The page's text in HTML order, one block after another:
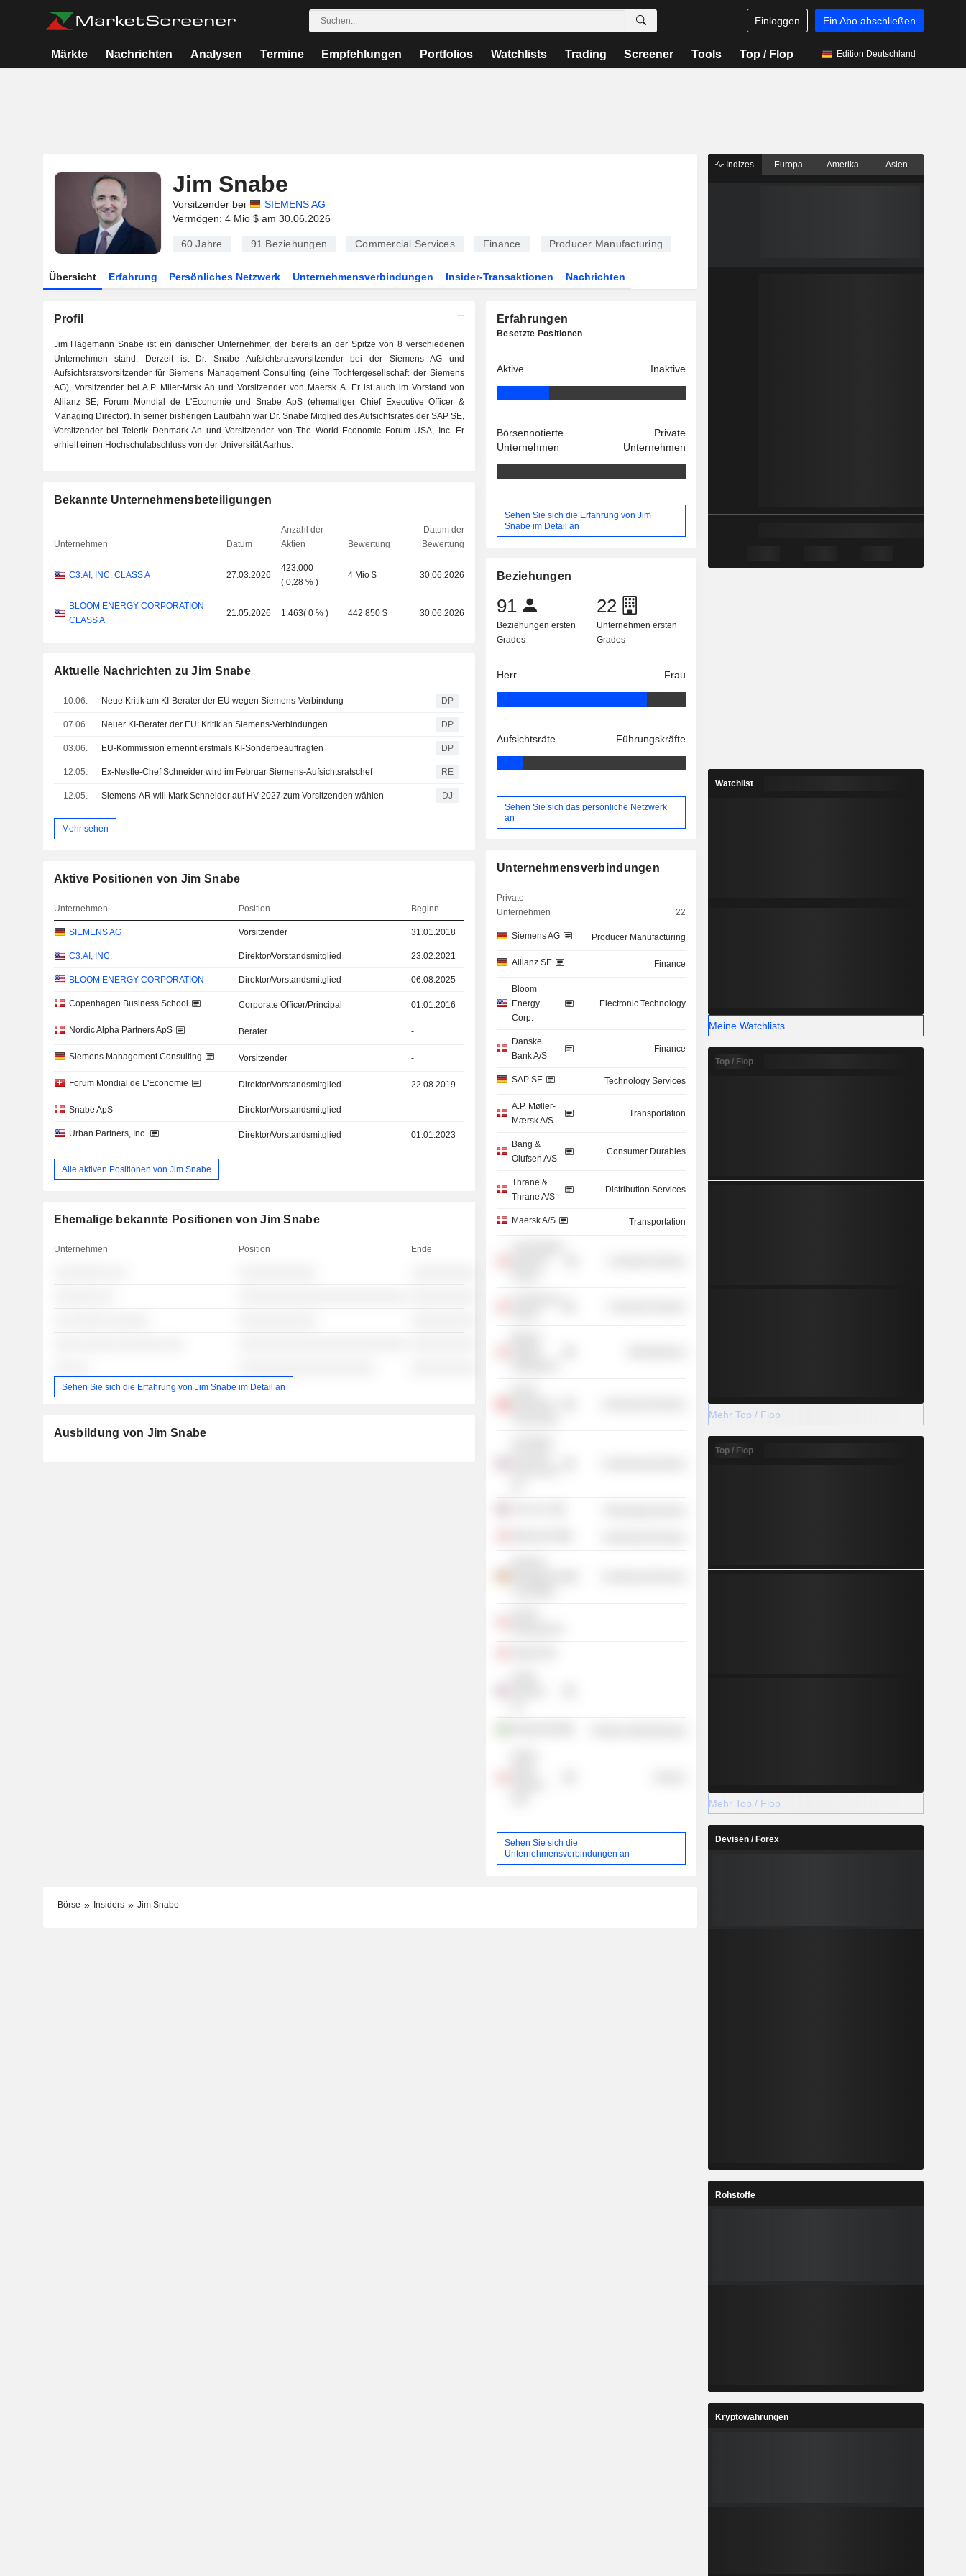
Einloggen Ein Abo abschließen
Märkte Nachrichten Analysen Termine Empfehlungen Portfolios Watchlists Trading Screener Tools Top / Flop Edition Deutschland
Jim Snabe
Vorsitzender bei
SIEMENS AG
Vermögen: 4 Mio $ am 30.06.2026
60 Jahre 91 Beziehungen Commercial Services Finance Producer Manufacturing
Übersicht Erfahrung Persönliches Netzwerk Unternehmensverbindungen Insider-Transaktionen Nachrichten
Profil
Jim Hagemann Snabe ist ein dänischer Unternehmer, der bereits an der Spitze von 8 verschiedenen
Unternehmen stand. Derzeit ist Dr. Snabe Aufsichtsratsvorsitzender bei der Siemens AG und
Aufsichtsratsvorsitzender für Siemens Management Consulting (eine Tochtergesellschaft der Siemens
AG), Vorsitzender bei A.P. Mller-Mrsk An und Vorsitzender von Maersk A. Er ist auch im Vorstand von
Allianz SE, Forum Mondial de L'Economie und Snabe ApS (ehemaliger Chief Executive Officer &
Managing Director). In seiner bisherigen Laufbahn war Dr. Snabe Mitglied des Aufsichtsrates der SAP SE,
Vorsitzender bei Telerik Denmark An und Vorsitzender von The World Economic Forum USA, Inc. Er
erhielt einen Hochschulabschluss von der Universität Aarhus.
Bekannte Unternehmensbeteiligungen
Unternehmen Datum
Anzahl der
Aktien
Bewertung
Datum der
Bewertung
C3.AI, INC. CLASS A 27.03.2026
423.000
(0,28 % )
4 Mio $ 30.06.2026
BLOOM ENERGY CORPORATION
CLASS A
21.05.2026 1.463(0 % ) 442 850 $ 30.06.2026
Aktuelle Nachrichten zu Jim Snabe
10.06. Neue Kritik am KI-Berater der EU wegen Siemens-Verbindung DP
07.06. Neuer KI-Berater der EU: Kritik an Siemens-Verbindungen DP
03.06. EU-Kommission ernennt erstmals KI-Sonderbeauftragten DP
12.05. Ex-Nestle-Chef Schneider wird im Februar Siemens-Aufsichtsratschef RE
12.05. Siemens-AR will Mark Schneider auf HV 2027 zum Vorsitzenden wählen DJ
Mehr sehen
Aktive Positionen von Jim Snabe
Unternehmen Position Beginn
SIEMENS AG Vorsitzender 31.01.2018
C3.AI, INC. Direktor/Vorstandsmitglied 23.02.2021
BLOOM ENERGY CORPORATION Direktor/Vorstandsmitglied 06.08.2025
Copenhagen Business School Corporate Officer/Principal 01.01.2016
Nordic Alpha Partners ApS Berater -
Siemens Management Consulting Vorsitzender -
Forum Mondial de L'Economie Direktor/Vorstandsmitglied 22.08.2019
Snabe ApS Direktor/Vorstandsmitglied -
Urban Partners, Inc. Direktor/Vorstandsmitglied 01.01.2023
Alle aktiven Positionen von Jim Snabe
Ehemalige bekannte Positionen von Jim Snabe
Unternehmen Position Ende
Sehen Sie sich die Erfahrung von Jim Snabe im Detail an
Ausbildung von Jim Snabe
Erfahrungen
Besetzte Positionen
Aktive Inaktive
Börsennotierte
Unternehmen
Private
Unternehmen
Sehen Sie sich die Erfahrung von Jim
Snabe im Detail an
Beziehungen
91
Beziehungen ersten
Grades
22
Unternehmen ersten
Grades
Herr Frau
Aufsichtsräte Führungskräfte
Sehen Sie sich das persönliche Netzwerk
an
Unternehmensverbindungen
Private
Unternehmen
22
Siemens AG Producer Manufacturing
Allianz SE Finance
Bloom
Energy
Corp.
Electronic Technology
Danske
Bank A/S
Finance
SAP SE Technology Services
A.P. Møller-
Mærsk A/S
Transportation
Bang &
Olufsen A/S
Consumer Durables
Thrane &
Thrane A/S
Distribution Services
Maersk A/S Transportation
Sehen Sie sich die
Unternehmensverbindungen an
Börse Insiders Jim Snabe
Indizes Europa Amerika Asien
Watchlist
Meine Watchlists
Top / Flop
Mehr Top / Flop
Top / Flop
Mehr Top / Flop
Devisen / Forex
Rohstoffe
Kryptowährungen